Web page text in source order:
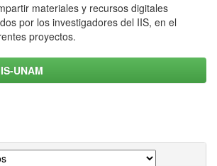
materiales y recursos digitales
por los investigadores del IIS, en el
proyectos.
UNAM